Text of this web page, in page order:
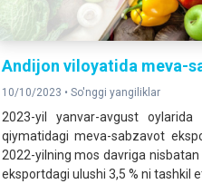
Andijon viloyatida meva-
10/10/2023 • So'nggi yangiliklar
2023-yil yanvar-avgust
qiymatidagi meva-sabzavot
2022-yilning mos davriga nisbatan
eksportdagi ulushi 3,5 % ni tashkil